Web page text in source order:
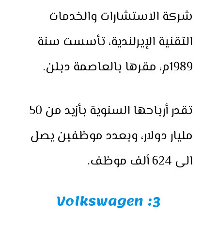
شركة الاستشارات والخدمات
التقنية الإيرلندية، تأسست سنة
1989م، مقرها بالعاصمة دبلن.
تقدر أرباحها السنوية بأزيد من 50
مليار دولار، وبعدد موظفين يصل
الى 624 ألف موظف.
3: Volkswagen